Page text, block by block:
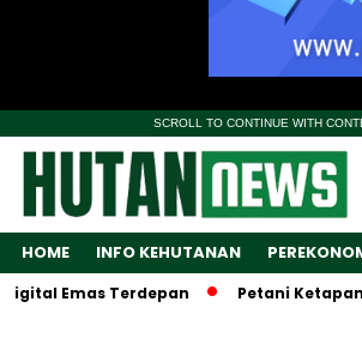
SCROLL TO CONTINUE WITH
HOME INFO KEHUTANAN
Emas Terdepan Petani Ketapang